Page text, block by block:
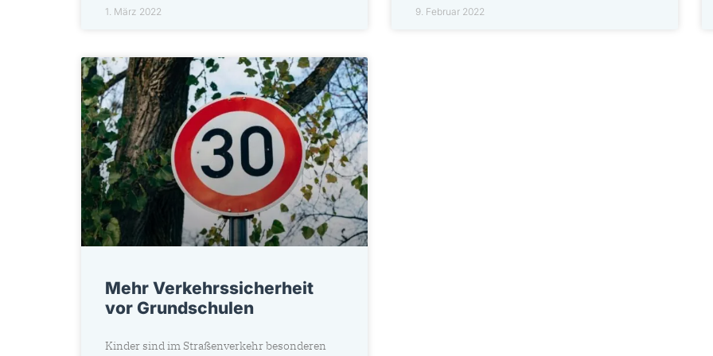
1. März 2022 9. Februar 2022
Mehr Verkehrssicherheit
vor Grundschulen
Kinder sind im Straßenverkehr besonderen